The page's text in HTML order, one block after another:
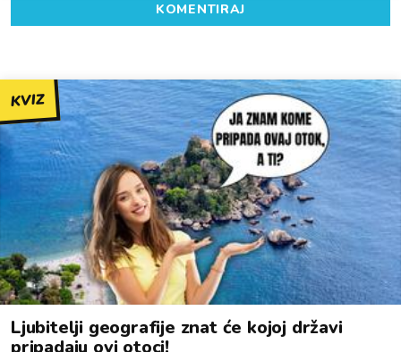
KOMENTIRAJ
KVIZ
Ljubitelji geografije znat će kojoj državi
pripadaju ovi otoci!